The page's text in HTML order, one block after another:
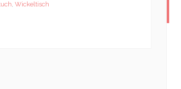
, Wickeltisch